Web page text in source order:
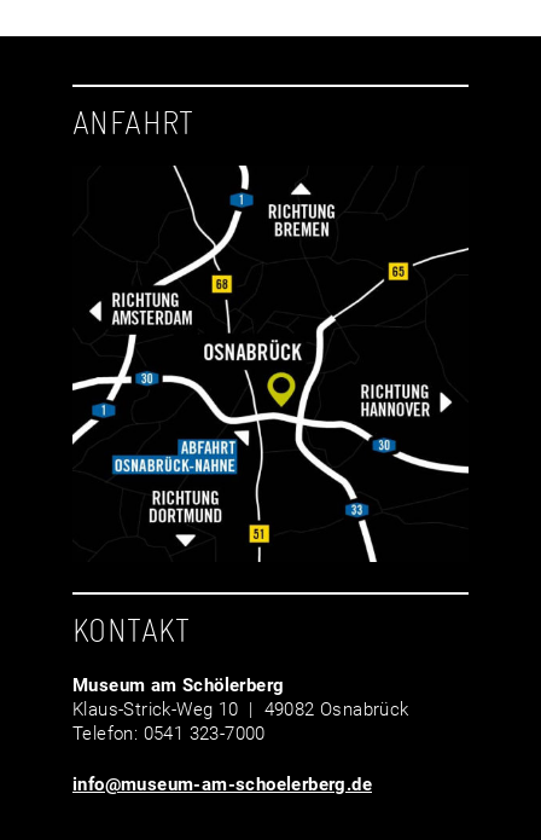
ANFAHRT
KONTAKT
Museum am Schölerberg
Klaus-Strick-Weg 10 | 49082 Osnabrück
Telefon: 0541 323-7000
info@museum-am-schoelerberg.de